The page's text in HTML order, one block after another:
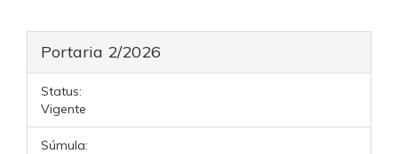
Portaria 2/2026
Status:
Vigente
Súmula: